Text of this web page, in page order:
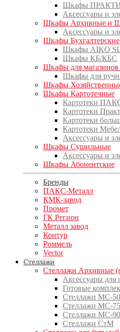
Шкафы
Аксессуары и
Шкафы Архивные и
Аксессуары и
Шкафы Бухгалтерские
Шкафы AIKO
Шкафы КБ/КБС
Шкафы для
Шкафы для
Шкафы
Шкафы Картотечные
Картотеки
Картотеки
Картотеки
Картотеки
Аксессуары и
Шкафы Сушильные
Аксессуары и
Шкафы Абонентские
Бренды
ПАКС-Металл
КМК-завод
Промет
ГК Регион
Металл завод
Контур
Роммель
Vector
Стеллажи
Стеллажи Архивные
Аксессуары для
Готовые
Стеллажи МС-
Стеллажи МС-
Стеллажи МС-
Стеллажи СтМ